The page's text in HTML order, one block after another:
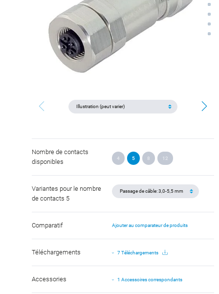
Nombre de contacts
disponibles
4 5 8 12
Variantes pour le nombre
de contacts 5
Comparatif Ajouter au comparateur de produits
Téléchargements 7 Téléchargements
Accessories 1 Accessoires correspondants